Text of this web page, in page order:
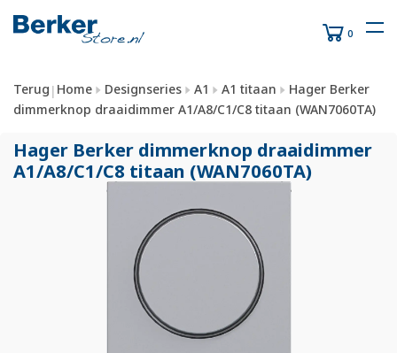
0
Terug | Home Designseries A1 A1 titaan
Hager Berker
dimmerknop draaidimmer A1/A8/C1/C8 titaan (WAN7060TA)
Hager Berker dimmerknop draaidimmer
A1/A8/C1/C8 titaan (WAN7060TA)